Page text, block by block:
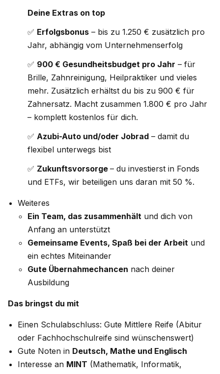
Deine Extras on top
✅ Erfolgsbonus – bis zu 1.250 € zusätzlich pro
Jahr, abhängig vom Unternehmenserfolg
✅ 900 € Gesundheitsbudget pro Jahr – für
Brille, Zahnreinigung, Heilpraktiker und vieles
mehr. Zusätzlich erhältst du bis zu 900 € für
Zahnersatz. Macht zusammen 1.800 € pro Jahr
– komplett kostenlos für dich.
✅ Azubi-Auto und/oder Jobrad – damit du
flexibel unterwegs bist
✅ Zukunftsvorsorge – du investierst in Fonds
und ETFs, wir beteiligen uns daran mit 50 %.
Weiteres
Ein Team, das zusammenhält und dich von
Anfang an unterstützt
Gemeinsame Events, Spaß bei der Arbeit und
ein echtes Miteinander
Gute Übernahmechancen nach deiner
Ausbildung
Das bringst du mit
Einen Schulabschluss: Gute Mittlere Reife (Abitur
oder Fachhochschulreife sind wünschenswert)
Gute Noten in Deutsch, Mathe und Englisch
Interesse an MINT (Mathematik, Informatik,